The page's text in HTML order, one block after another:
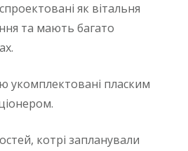
як вітальня
та мають багато
укомплектовані пласким
котрі запланували